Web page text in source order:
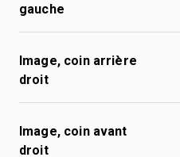
gauche
Image, coin arrière
droit
Image, coin avant
droit